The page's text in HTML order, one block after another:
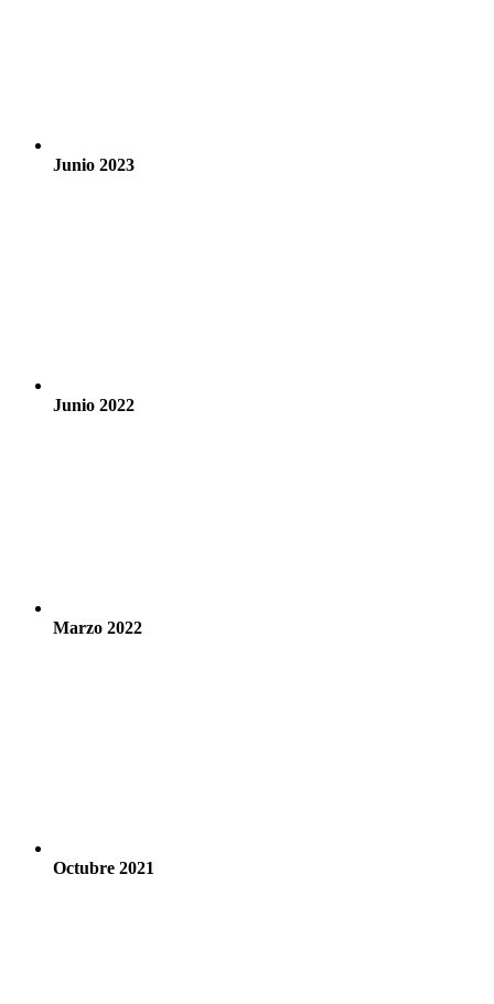
Junio 2023
Junio 2022
Marzo 2022
Octubre 2021